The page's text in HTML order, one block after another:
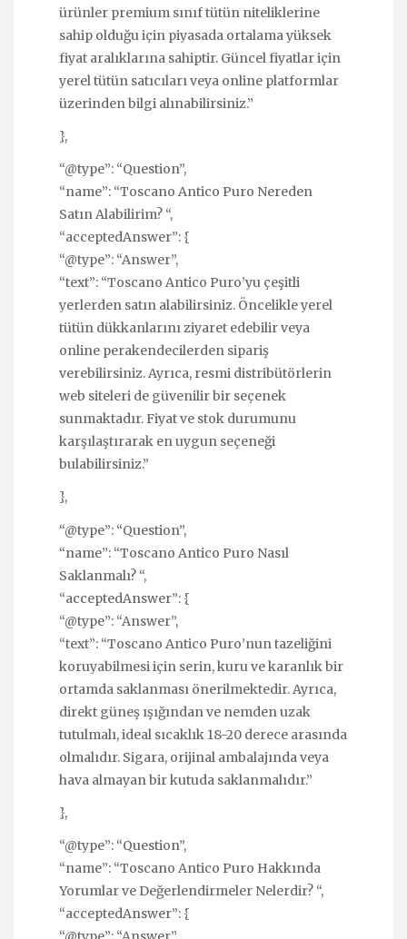
ürünler premium sınıf tütün niteliklerine
sahip olduğu için piyasada ortalama yüksek
fiyat aralıklarına sahiptir. Güncel fiyatlar için
yerel tütün satıcıları veya online platformlar
üzerinden bilgi alınabilirsiniz.”
},
“@type”: “Question”,
“name”: “Toscano Antico Puro Nereden
Satın Alabilirim? “,
“acceptedAnswer”: {
“@type”: “Answer”,
“text”: “Toscano Antico Puro’yu çeşitli
yerlerden satın alabilirsiniz. Öncelikle yerel
tütün dükkanlarını ziyaret edebilir veya
online perakendecilerden sipariş
verebilirsiniz. Ayrıca, resmi distribütörlerin
web siteleri de güvenilir bir seçenek
sunmaktadır. Fiyat ve stok durumunu
karşılaştırarak en uygun seçeneği
bulabilirsiniz.”
},
“@type”: “Question”,
“name”: “Toscano Antico Puro Nasıl
Saklanmalı? “,
“acceptedAnswer”: {
“@type”: “Answer”,
“text”: “Toscano Antico Puro’nun tazeliğini
koruyabilmesi için serin, kuru ve karanlık bir
ortamda saklanması önerilmektedir. Ayrıca,
direkt güneş ışığından ve nemden uzak
tutulmalı, ideal sıcaklık 18-20 derece arasında
olmalıdır. Sigara, orijinal ambalajında veya
hava almayan bir kutuda saklanmalıdır.”
},
“@type”: “Question”,
“name”: “Toscano Antico Puro Hakkında
Yorumlar ve Değerlendirmeler Nelerdir? “,
“acceptedAnswer”: {